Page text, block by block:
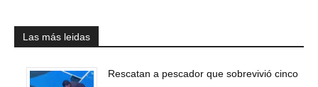
Las más leidas
Rescatan a pescador que sobrevivió cinco